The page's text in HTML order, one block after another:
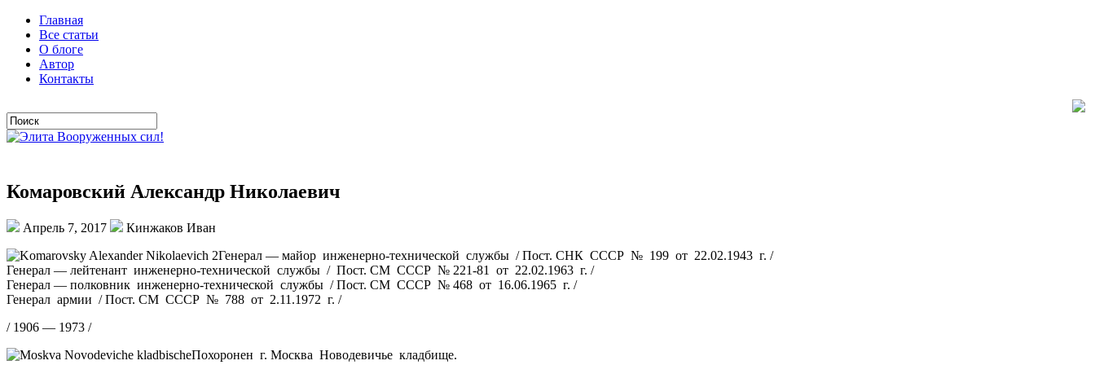
Главная
Все статьи
О блоге
Автор
Контакты
Комаровский Александр Николаевич
Апрель 7, 2017
Кинжаков Иван
Генерал — майор инженерно-технической службы / Пост. СНК СССР № 199 от 22.02.1943 г. /
Генерал — лейтенант инженерно-технической службы / Пост. СМ СССР № 221-81 от 22.02.1963 г. /
Генерал — полковник инженерно-технической службы / Пост. СМ СССР № 468 от 16.06.1965 г. /
Генерал армии / Пост. СМ СССР № 788 от 2.11.1972 г. /
/ 1906 — 1973 /
Похоронен г. Москва Новодевичье кладбище.